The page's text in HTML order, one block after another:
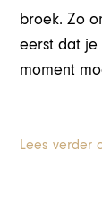
broek. Zo
eerst dat je
moment
Lees verder